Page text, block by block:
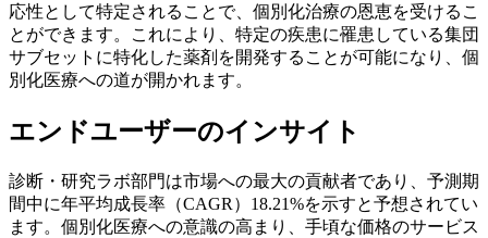
応性として特定されることで、個別化治療の恩恵を受けるこ
とができます。これにより、特定の疾患に罹患している集団
サブセットに特化した薬剤を開発することが可能になり、個
別化医療への道が開かれます。
エンドユーザーのインサイト
診断・研究ラボ部門は市場への最大の貢献者であり、予測期
間中に年平均成長率（CAGR）18.21%を示すと予想されてい
ます。個別化医療への意識の高まり、手頃な価格のサービス